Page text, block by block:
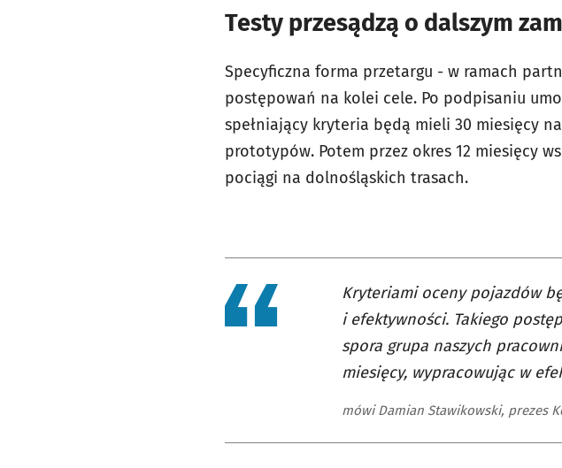
Testy przesądzą o dalszym
Specyficzna forma przetargu - w ramach
postępowań na kolei cele. Po podpisaniu
spełniający kryteria będą mieli 30 miesięcy
prototypów. Potem przez okres 12 miesięcy
pociągi na dolnośląskich trasach.
Kryteriami oceny pojazdów
i efektywności. Takiego
spora grupa naszych
miesięcy, wypracowując w
mówi Damian Stawikowski, prezes